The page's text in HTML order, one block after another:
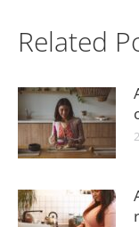
Related